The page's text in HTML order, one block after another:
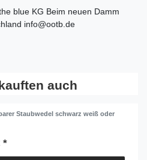
blue KG Beim neuen Damm
info@ootb.de
auch
Staubwedel schwarz weiß oder
*